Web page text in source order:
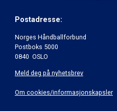
Postadresse:
Norges Håndballforbund
Postboks 5000
0840 OSLO
Meld deg på nyhetsbrev
Om cookies/informasjonskapsler